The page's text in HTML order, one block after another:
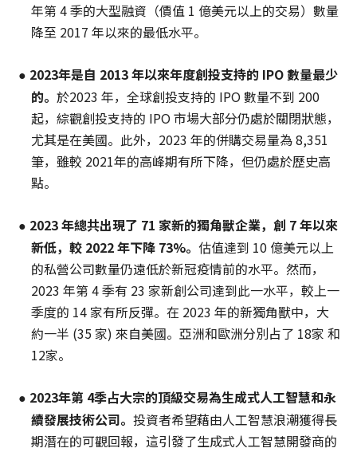
年第 4 季的大型融資（價值 1 億美元以上的交易）數量
降至 2017 年以來的最低水平。
● 2023年是自 2013年以來年度創投支持的 IPO數量最少
的。於2023 年，全球創投支持的 IPO 數量不到 200
起，綜觀創投支持的 IPO 市場大部分仍處於關閉狀態，
尤其是在美國。此外，2023 年的併購交易量為 8,351
筆，雖較 2021年的高峰期有所下降，但仍處於歷史高
點。
● 2023年總共出現了 71 家新的獨角獸企業，創 7年以來
新低，較 2022年下降 73%。估值達到 10 億美元以上
的私營公司數量仍遠低於新冠疫情前的水平。然而，
2023 年第 4 季有 23 家新創公司達到此一水平，較上一
季度的 14 家有所反彈。在 2023 年的新獨角獸中，大
約一半 (35 家) 來自美國。亞洲和歐洲分別占了 18家 和
12家。
● 2023年第 4季占大宗的頂級交易為生成式人工智慧和永
續發展技術公司。投資者希望藉由人工智慧浪潮獲得長
期潛在的可觀回報，這引發了生成式人工智慧開發商的